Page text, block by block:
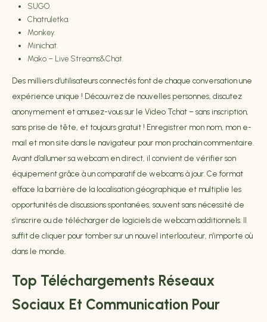
SUGO.
Chatruletka.
Monkey.
Minichat.
Mako – Live Streams&Chat.
Des milliers d’utilisateurs connectés font de chaque conversation une
expérience unique ! Découvrez de nouvelles personnes, discutez
anonymement et amusez-vous sur le Video Tchat – sans inscription,
sans prise de tête, et toujours gratuit ! Enregistrer mon nom, mon e-
mail et mon site dans le navigateur pour mon prochain commentaire.
Avant d’allumer sa webcam en direct, il convient de vérifier son
équipement grâce à un comparatif de webcams à jour. Ce format
efface la barrière de la localisation géographique et multiplie les
opportunités de discussions spontanées, souvent sans nécessité de
s’inscrire ou de télécharger de logiciels de webcam additionnels. Il
suffit de cliquer pour tomber sur un nouvel interlocuteur, n’importe où
dans le monde.
Top Téléchargements Réseaux
Sociaux Et Communication Pour